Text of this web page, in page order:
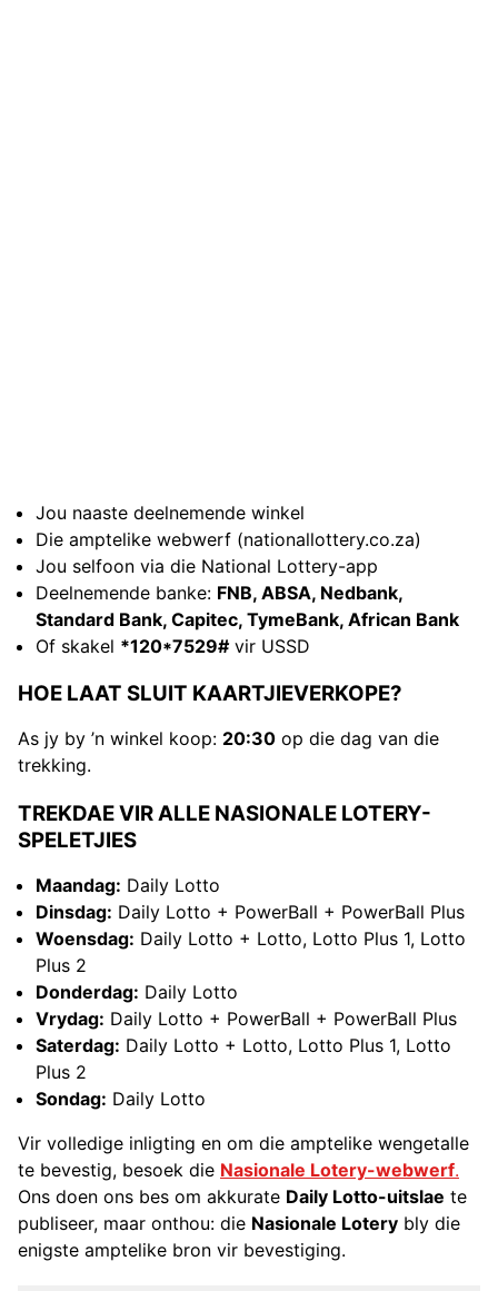
Jou naaste deelnemende winkel
Die amptelike webwerf (nationallottery.co.za)
Jou selfoon via die National Lottery-app
Deelnemende banke: FNB, ABSA, Nedbank,
Standard Bank, Capitec, TymeBank, African Bank
Of skakel *120*7529#vir USSD
HOE LAAT SLUIT KAARTJIEVERKOPE?
As jy by ’n winkel koop: 20:30 op die dag van die
trekking.
TREKDAE VIR ALLE NASIONALE LOTERY-
SPELETJIES
Maandag: Daily Lotto
Dinsdag: Daily Lotto + PowerBall + PowerBall Plus
Woensdag: Daily Lotto + Lotto, Lotto Plus 1, Lotto
Plus 2
Donderdag: Daily Lotto
Vrydag: Daily Lotto + PowerBall + PowerBall Plus
Saterdag: Daily Lotto + Lotto, Lotto Plus 1, Lotto
Plus 2
Sondag: Daily Lotto
Vir volledige inligting en om die amptelike wengetalle
te bevestig, besoek die Nasionale Lotery-webwerf.
Ons doen ons bes om akkurate Daily Lotto-uitslae te
publiseer, maar onthou: die Nasionale Lotery bly die
enigste amptelike bron vir bevestiging.